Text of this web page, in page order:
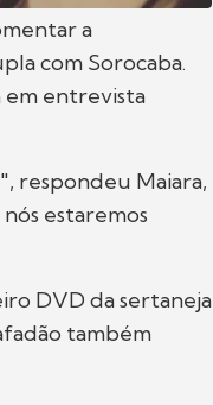
a
com Sorocaba.
em entrevista
respondeu Maiara,
estaremos
DVD da sertaneja
também